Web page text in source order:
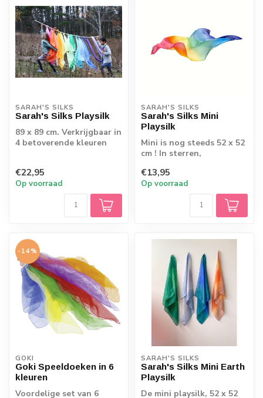
SARAH'S SILKS
Sarah's Silks Playsilk
89 x 89 cm. Verkrijgbaar in
4 betoverende kleuren
€22,95
Op voorraad
SARAH'S SILKS
Sarah's Silks Mini
Playsilk
Mini is nog steeds 52 x 52
cm ! In sterren,
€13,95
Op voorraad
-14%
GOKI
Goki Speeldoeken in 6
kleuren
Voordelige set van 6
SARAH'S SILKS
Sarah's Silks Mini Earth
Playsilk
De mini playsilk, 52 x 52